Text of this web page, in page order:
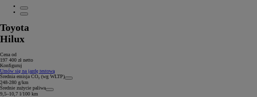
Toyota
Hilux
Cena od
197 400 zł netto
Konfiguruj
Umów się na jazdę testową
Średnia emisja CO₂ (wg WLTP)
248-280 g/km
Średnie zużycie paliwa
9,5–10,7 l/100 km